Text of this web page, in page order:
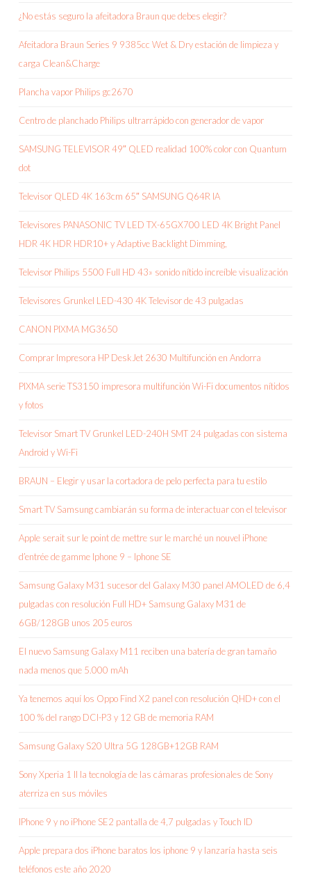
¿No estás seguro la afeitadora Braun que debes elegir?
Afeitadora Braun Series 9 9385cc Wet & Dry estación de limpieza y
carga Clean&Charge
Plancha vapor Philips gc2670
Centro de planchado Philips ultrarrápido con generador de vapor
SAMSUNG TELEVISOR 49″ QLED realidad 100% color con Quantum
dot
Televisor QLED 4K 163cm 65″ SAMSUNG Q64R IA
Televisores PANASONIC TV LED TX-65GX700 LED 4K Bright Panel
HDR 4K HDR HDR10+ y Adaptive Backlight Dimming,
Televisor Philips 5500 Full HD 43» sonido nítido increíble visualización
Televisores Grunkel LED-430 4K Televisor de 43 pulgadas
CANON PIXMA MG3650
Comprar Impresora HP DeskJet 2630 Multifunción en Andorra
PIXMA serie TS3150 impresora multifunción Wi-Fi documentos nítidos
y fotos
Televisor Smart TV Grunkel LED-240H SMT 24 pulgadas con sistema
Android y Wi-Fi
BRAUN – Elegir y usar la cortadora de pelo perfecta para tu estilo
Smart TV Samsung cambiarán su forma de interactuar con el televisor
Apple serait sur le point de mettre sur le marché un nouvel iPhone
d’entrée de gamme Iphone 9 – Iphone SE
Samsung Galaxy M31 sucesor del Galaxy M30 panel AMOLED de 6,4
pulgadas con resolución Full HD+ Samsung Galaxy M31 de
6GB/128GB unos 205 euros
El nuevo Samsung Galaxy M11 reciben una batería de gran tamaño
nada menos que 5.000 mAh
Ya tenemos aquí los Oppo Find X2 panel con resolución QHD+ con el
100 % del rango DCI-P3 y 12 GB de memoria RAM
Samsung Galaxy S20 Ultra 5G 128GB+12GB RAM
Sony Xperia 1 II la tecnología de las cámaras profesionales de Sony
aterriza en sus móviles
IPhone 9 y no iPhone SE2 pantalla de 4,7 pulgadas y Touch ID
Apple prepara dos iPhone baratos los iphone 9 y lanzaría hasta seis
teléfonos este año 2020